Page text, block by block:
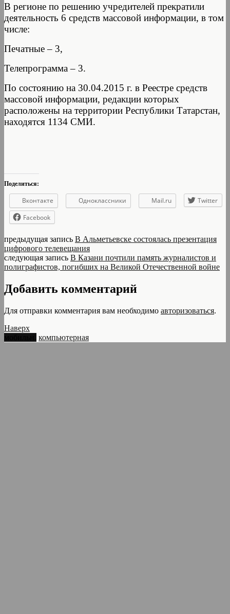
В регионе по решению учредителей прекратили
деятельность 6 средств массовой информации, в том
числе:
Печатные – 3,
Телепрограмма – 3.
По состоянию на 30.04.2015 г. в Реестре средств
массовой информации, редакции которых
расположены на территории Республики Татарстан,
находятся 1134 СМИ.
Поделиться:
Вконтакте Одноклассники Mail.ru
Twitter
Facebook
предыдущая запись В Альметьевске состоялась презентация
цифрового телевещания
следующая запись В Казани почтили память журналистов и
полиграфистов, погибших на Великой Отечественной войне
Добавить комментарий
Для отправки комментария вам необходимо авторизоваться.
Наверх
компьютерная